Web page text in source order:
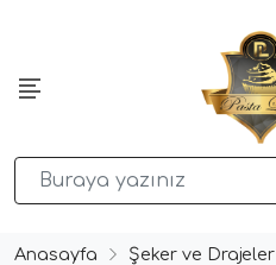
Anasayfa Şeker ve Drajeler